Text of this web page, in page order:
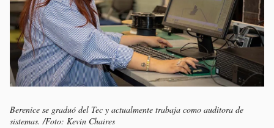
Berenice se graduó del Tec y actualmente trabaja como auditora de
sistemas. /Foto: Kevin Chaires